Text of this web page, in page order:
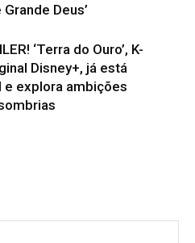
Deus’
‘Terra do Ouro’, K-
Disney+, já está
e explora ambições